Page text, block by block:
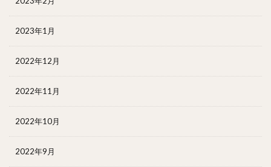
2023年1月
2022年12月
2022年11月
2022年10月
2022年9月